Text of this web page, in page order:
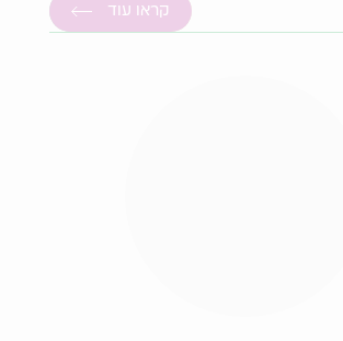
קראו עוד